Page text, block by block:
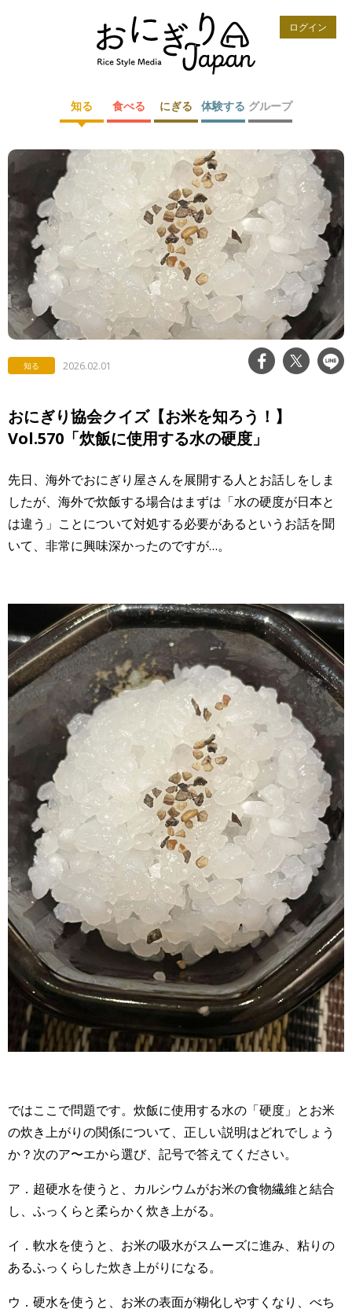
ログイン
知る 食べる にぎる 体験する グループ
知る 2026.02.01
おにぎり協会クイズ【お米を知ろう！】
Vol.570「炊飯に使用する水の硬度」
先日、海外でおにぎり屋さんを展開する人とお話しをしま
したが、海外で炊飯する場合はまずは「水の硬度が日本と
は違う」ことについて対処する必要があるというお話を聞
いて、非常に興味深かったのですが…。
ではここで問題です。炊飯に使用する水の「硬度」とお米
の炊き上がりの関係について、正しい説明はどれでしょう
か？次のア〜エから選び、記号で答えてください。
ア．超硬水を使うと、カルシウムがお米の食物繊維と結合
し、ふっくらと柔らかく炊き上がる。
イ．軟水を使うと、お米の吸水がスムーズに進み、粘りの
あるふっくらした炊き上がりになる。
ウ．硬水を使うと、お米の表面が糊化しやすくなり、べち